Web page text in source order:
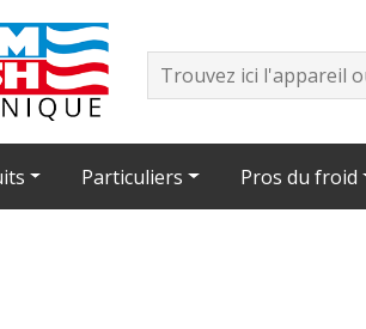
Particuliers Pros du froid